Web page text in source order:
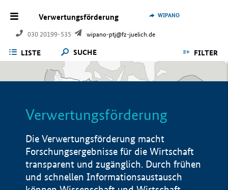
Verwertungsförderung
030 20199-535 wipano-ptj@fz-juelich.de
WIPANO
LISTE SUCHE FILTER
Verwertungsförderung
Die Verwertungsförderung macht
Forschungsergebnisse für die Wirtschaft
transparent und zugänglich. Durch frühen
und schnellen Informationsaustausch